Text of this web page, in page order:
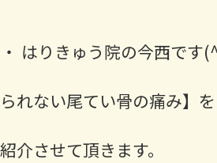
はりきゅう院の今西です
れない尾てい骨の痛み】を
介させて頂きます。